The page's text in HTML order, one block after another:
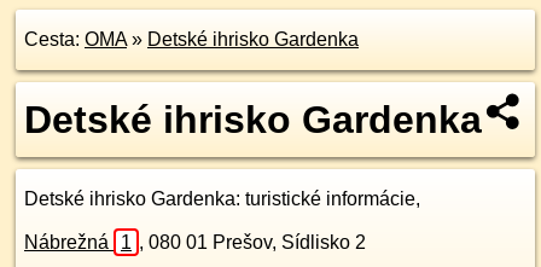
Cesta: OMA» Detské ihrisko Gardenka
Detské ihrisko Gardenka
Detské ihrisko Gardenka: turistické informácie,
Nábrežná 1 , 080 01 Prešov, Sídlisko 2